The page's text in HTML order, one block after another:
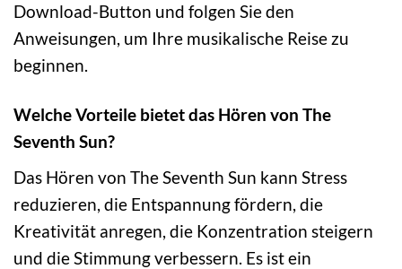
Download-Button und folgen Sie den
Anweisungen, um Ihre musikalische Reise zu
beginnen.
Welche Vorteile bietet das Hören von The
Seventh Sun?
Das Hören von The Seventh Sun kann Stress
reduzieren, die Entspannung fördern, die
Kreativität anregen, die Konzentration steigern
und die Stimmung verbessern. Es ist ein